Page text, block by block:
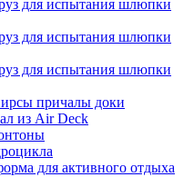
для испытания шлюпки
для испытания шлюпки
для испытания шлюпки
причалы доки
из Air Deck
для активного отдыха